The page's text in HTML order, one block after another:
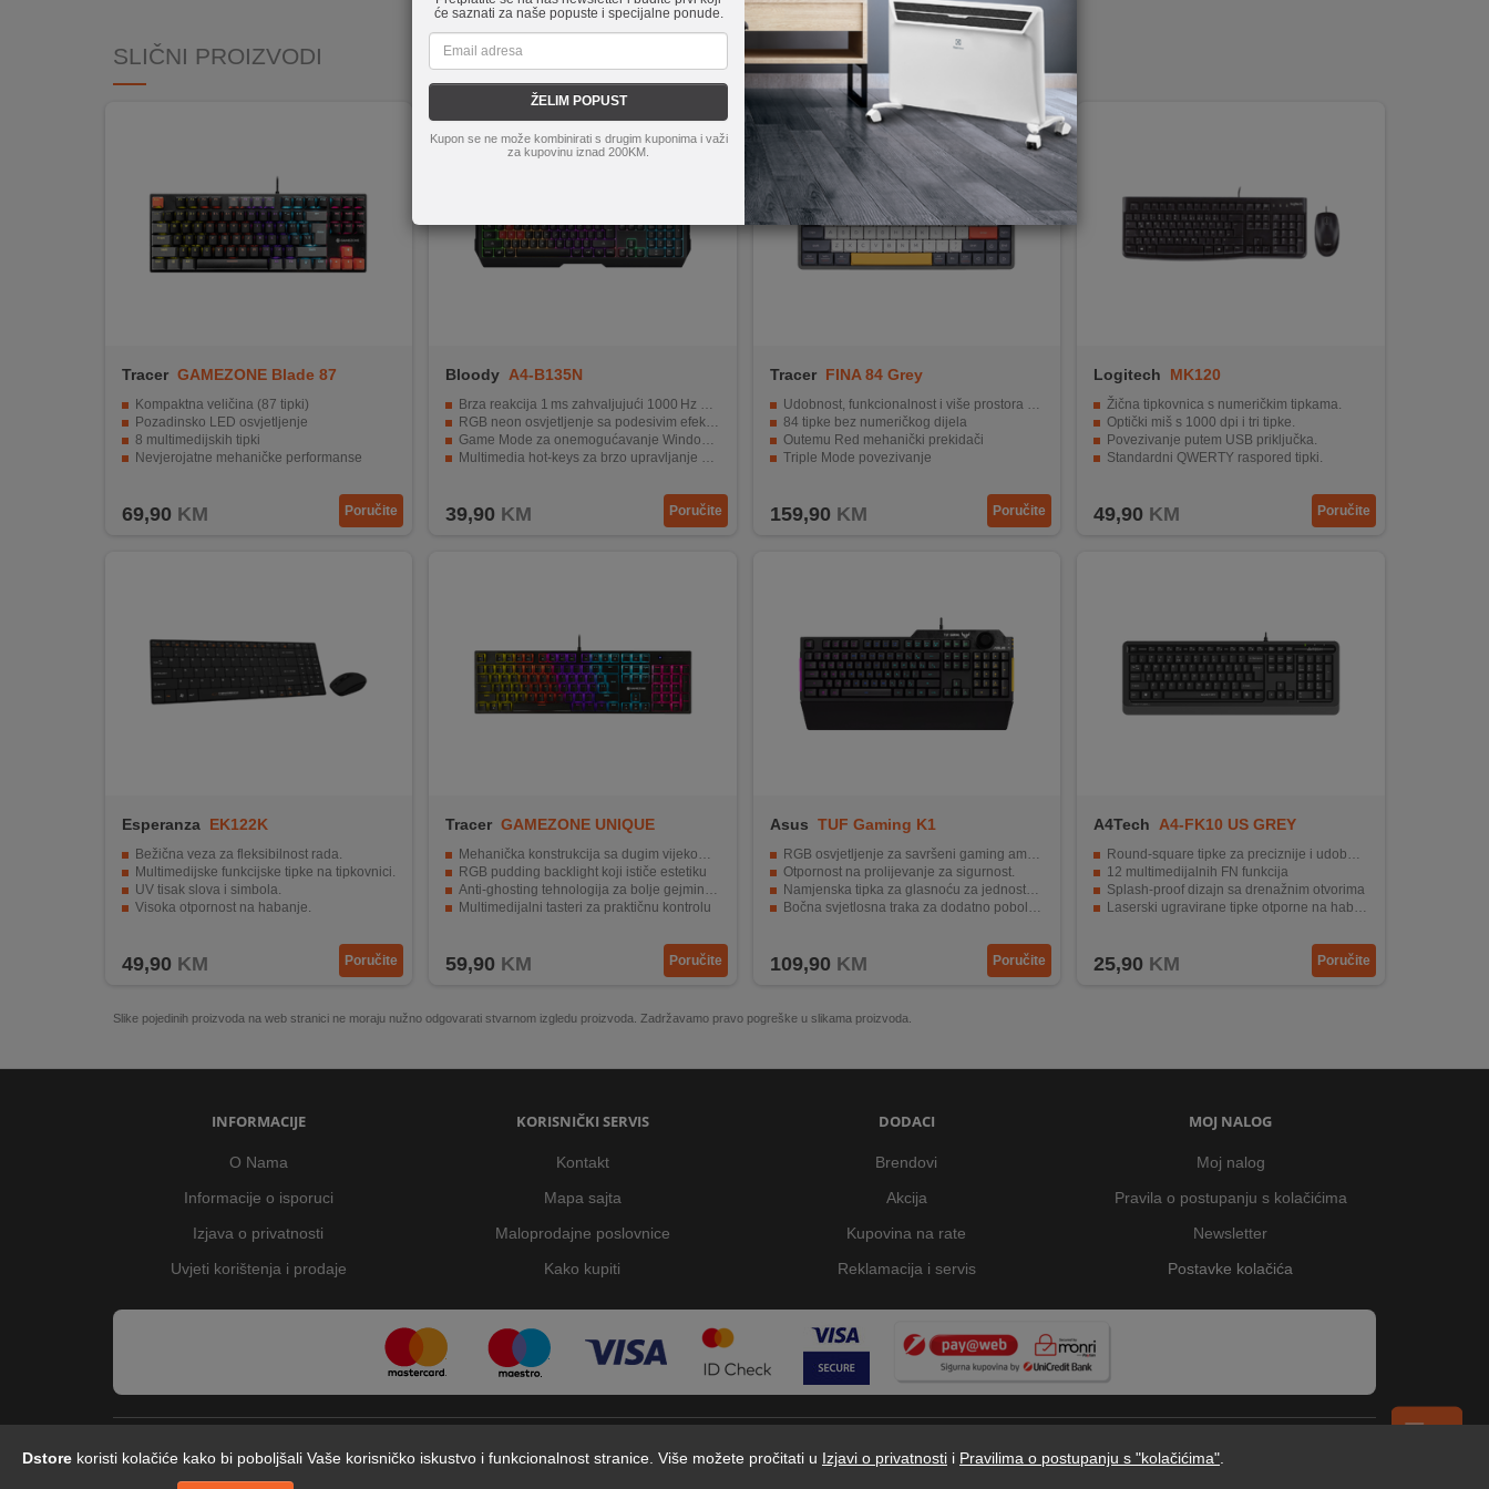
UČINKOVITOSTI
Dstore koristi kolačiće kako bi poboljšali Vaše korisničko iskustvo i funkcionalnost stranice. Više možete pročitati u Izjavi o privatnosti i Pravilima o postupanju s "kolačićima"
će saznati za naše popuste i specijalne ponude.
ŽELIM POPUST
Kupon se ne može kombinirati s drugim kuponima i važi
za kupovinu iznad 200KM.
SLIČNI PROIZVODI
Tracer GAMEZONE Blade 87
Kompaktna veličina (87 tipki)
Pozadinsko LED osvjetljenje
8 multimedijskih tipki
Nevjerojatne mehaničke performanse
69,90 KM Poručite
Bloody A4-B135N
Brza reakcija 1 ms zahvaljujući 1000 Hz polling‑u
RGB neon osvjetljenje sa podesivim efektima
Game Mode za onemogućavanje Windows tipke
Multimedia hot‑keys za brzo upravljanje sadržajem
39,90 KM Poručite
Tracer FINA 84 Grey
Udobnost, funkcionalnost i više prostora na stolu
84 tipke bez numeričkog dijela
Outemu Red mehanički prekidači
Triple Mode povezivanje
159,90 KM Poručite
Logitech MK120
Žična tipkovnica s numeričkim tipkama.
Optički miš s 1000 dpi i tri tipke.
Povezivanje putem USB priključka.
Standardni QWERTY raspored tipki.
49,90 KM Poručite
Esperanza EK122K
Bežična veza za fleksibilnost rada.
Multimedijske funkcijske tipke na tipkovnici.
UV tisak slova i simbola.
Visoka otpornost na habanje.
49,90 KM Poručite
Tracer GAMEZONE UNIQUE
(PUDDING) USB
Mehanička konstrukcija sa dugim vijekom trajanja tastera
RGB pudding backlight koji ističe estetiku
Anti-ghosting tehnologija za bolje gejming performanse
Multimedijalni tasteri za praktičnu kontrolu
59,90 KM Poručite
Asus TUF Gaming K1
RGB osvjetljenje za savršeni gaming ambijent.
Otpornost na prolijevanje za sigurnost.
Namjenska tipka za glasnoću za jednostavno podešavanje zvuka.
Bočna svjetlosna traka za dodatno poboljšanje gaming iskustva.
109,90 KM Poručite
A4Tech A4-FK10 US GREY
Round-square tipke za preciznije i udobnije kucanje
12 multimedijalnih FN funkcija
Splash-proof dizajn sa drenažnim otvorima
Laserski ugravirane tipke otporne na habanje
25,90 KM Poručite
Slike pojedinih proizvoda na web stranici ne moraju nužno odgovarati stvarnom izgledu proizvoda. Zadržavamo pravo pogreške u slikama proizvoda.
INFORMACIJE
O Nama
Informacije o isporuci
Izjava o privatnosti
Uvjeti korištenja i prodaje
KORISNIČKI SERVIS
Kontakt
Mapa sajta
Maloprodajne poslovnice
Kako kupiti
DODACI
Brendovi
Akcija
Kupovina na rate
Reklamacija i servis
MOJ NALOG
Moj nalog
Pravila o postupanju s kolačićima
Newsletter
Postavke kolačića